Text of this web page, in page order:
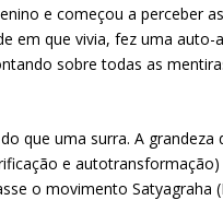
e começou a perceber
em que vivia, fez uma auto-
sobre todas as
que uma surra. A grandeza
e autotransformação)
o movimento Satyagraha